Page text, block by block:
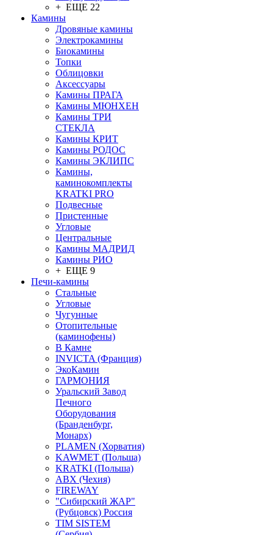
+ ЕЩЕ 22
Камины
Дровяные камины
Электрокамины
Биокамины
Топки
Облицовки
Аксессуары
Камины ПРАГА
Камины МЮНХЕН
Камины ТРИ
СТЕКЛА
Камины КРИТ
Камины РОДОС
Камины ЭКЛИПС
Камины,
каминокомплекты
KRATKI PRO
Подвесные
Пристенные
Угловые
Центральные
Камины МАДРИД
Камины РИО
+ ЕЩЕ 9
Печи-камины
Стальные
Угловые
Чугунные
Отопительные
(каминофены)
В Камне
INVICTA (Франция)
ЭкоКамин
ГАРМОНИЯ
Уральский Завод
Печного
Оборудования
(Бранденбург,
Монарх)
PLAMEN (Хорватия)
KAWMET (Польша)
KRATKI (Польша)
ABX (Чехия)
FIREWAY
"Сибирский ЖАР"
(Рубцовск) Россия
TIM SISTEM